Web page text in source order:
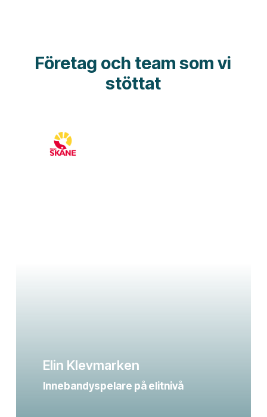
Företag och team som vi
stöttat
Elin Klevmarken
Innebandyspelare på elitnivå